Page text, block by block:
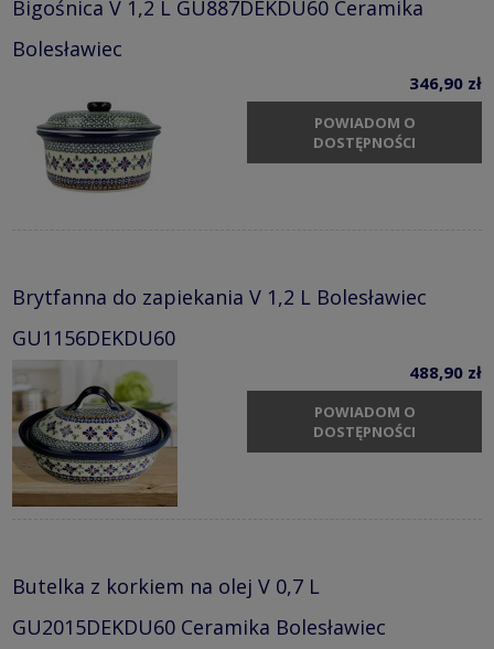
Bigośnica V 1,2 L GU887DEKDU60 Ceramika
Bolesławiec
346,90 zł
POWIADOM O
DOSTĘPNOŚCI
Brytfanna do zapiekania V 1,2 L Bolesławiec
GU1156DEKDU60
488,90 zł
POWIADOM O
DOSTĘPNOŚCI
Butelka z korkiem na olej V 0,7 L
GU2015DEKDU60 Ceramika Bolesławiec